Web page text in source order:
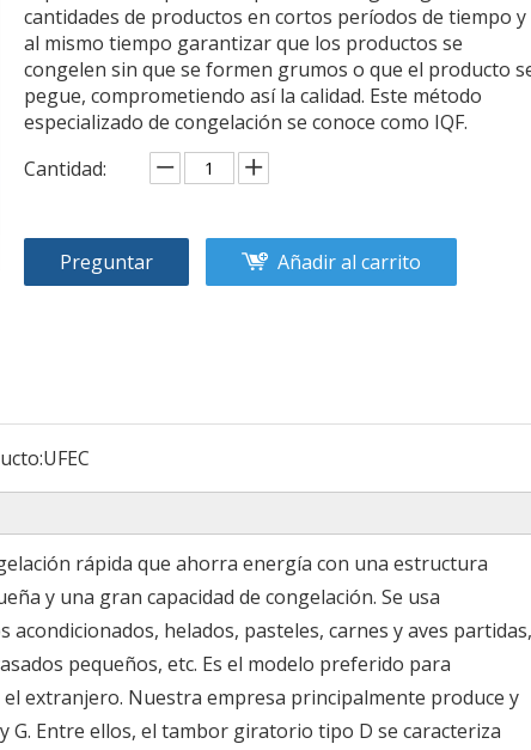
cantidades de productos en cortos períodos de tiempo y
al mismo tiempo garantizar que los productos se
congelen sin que se formen grumos o que el producto
pegue, comprometiendo así la calidad. Este método
especializado de congelación se conoce como IQF.
Cantidad:
Preguntar Añadir al carrito
UFEC
rápida que ahorra energía con una estructura
y una gran capacidad de congelación. Se usa
helados, pasteles, carnes y aves partidas,
​​pequeños, etc. Es el modelo preferido para
extranjero. Nuestra empresa principalmente produce y
Entre ellos, el tambor giratorio tipo D se caracteriza